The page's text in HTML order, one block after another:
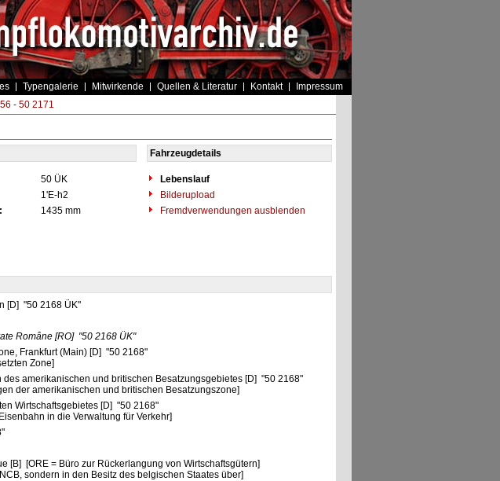
Typengalerie Mitwirkende Quellen & Literatur Kontakt Impressum
- 50 2171
Fahrzeugdetails
50 ÜK
Lebenslauf
1'E-h2
Bilderupload
1435 mm Fremdverwendungen ausblenden
[D] "50 2168 ÜK"
Române [RO] "50 2168 ÜK"
Frankfurt (Main) [D] "50 2168"
Zone]
amerikanischen und britischen Besatzungsgebietes [D] "50 2168"
der amerikanischen und britischen Besatzungszone]
Wirtschaftsgebietes [D] "50 2168"
in die Verwaltung für Verkehr]
[B] [ORE = Büro zur Rückerlangung von Wirtschaftsgütern]
sondern in den Besitz des belgischen Staates über]